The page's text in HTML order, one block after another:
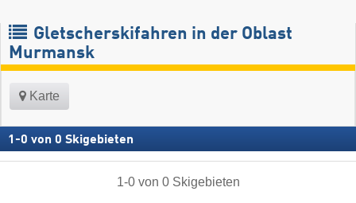
Gletscherskifahren in der Oblast
Murmansk
Karte
1 -0 von 0 Skigebieten
1-0von 0 Skigebieten